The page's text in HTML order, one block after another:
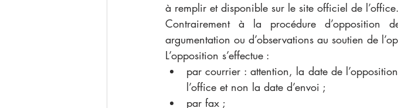
à remplir et disponible sur le site officiel de l’office.
Contrairement à la procédure d’opposition
argumentation ou d’observations au soutien de
L’opposition s’effectue :
par courrier : attention, la date de
l’office et non la date d’envoi ;
par fax ;